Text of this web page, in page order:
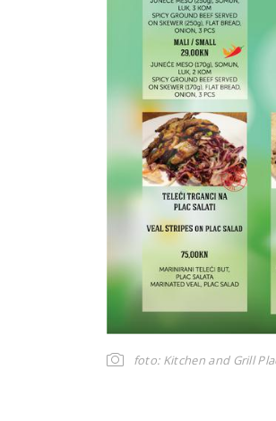
foto: Kitchen and Grill